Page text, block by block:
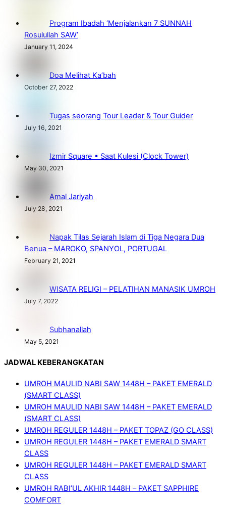
Program Ibadah ‘Menjalankan 7 SUNNAH
Rosulullah SAW’
January 11, 2024
Doa Melihat Ka’bah
October 27, 2022
Tugas seorang Tour Leader & Tour Guider
July 16, 2021
Izmir Square • Saat Kulesi (Clock Tower)
May 30, 2021
Amal Jariyah
July 28, 2021
Napak Tilas Sejarah Islam di Tiga Negara Dua
Benua – MAROKO, SPANYOL, PORTUGAL
February 21, 2021
WISATA RELIGI – PELATIHAN MANASIK UMROH
July 7, 2022
Subhanallah
May 5, 2021
JADWAL KEBERANGKATAN
UMROH MAULID NABI SAW 1448H – PAKET EMERALD
(SMART CLASS)
UMROH MAULID NABI SAW 1448H – PAKET EMERALD
(SMART CLASS)
UMROH REGULER 1448H – PAKET TOPAZ (GO CLASS)
UMROH REGULER 1448H – PAKET EMERALD SMART
CLASS
UMROH REGULER 1448H – PAKET EMERALD SMART
CLASS
UMROH RABI’UL AKHIR 1448H – PAKET SAPPHIRE
COMFORT